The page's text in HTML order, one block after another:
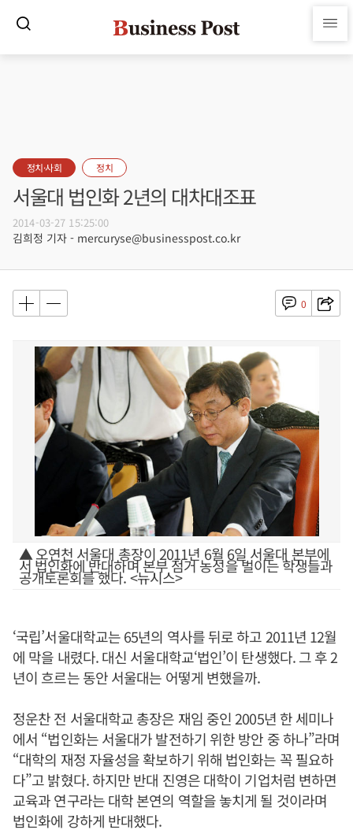
정치·사회 정치
서울대 법인화 2년의 대차대조표
2014-03-27 15:25:00
김희정 기자 - mercuryse@businesspost.co.kr
0
▲ 오연천 서울대 총장이 2011년 6월 6일 서울대 본부에
서 법인화에 반대하며 본부 점거 농성을 벌이는 학생들과
공개토론회를 했다. <뉴시스>
‘국립’서울대학교는 65년의 역사를 뒤로 하고 2011년 12월
에 막을 내렸다. 대신 서울대학교‘법인’이 탄생했다. 그 후 2
년이 흐르는 동안 서울대는 어떻게 변했을까.
정운찬 전 서울대학교 총장은 재임 중인 2005년 한 세미나
에서 “법인화는 서울대가 발전하기 위한 방안 중 하나”라며
“대학의 재정 자율성을 확보하기 위해 법인화는 꼭 필요하
다”고 밝혔다. 하지만 반대 진영은 대학이 기업처럼 변하면
교육과 연구라는 대학 본연의 역할을 놓치게 될 것이라며
법인화에 강하게 반대했다.